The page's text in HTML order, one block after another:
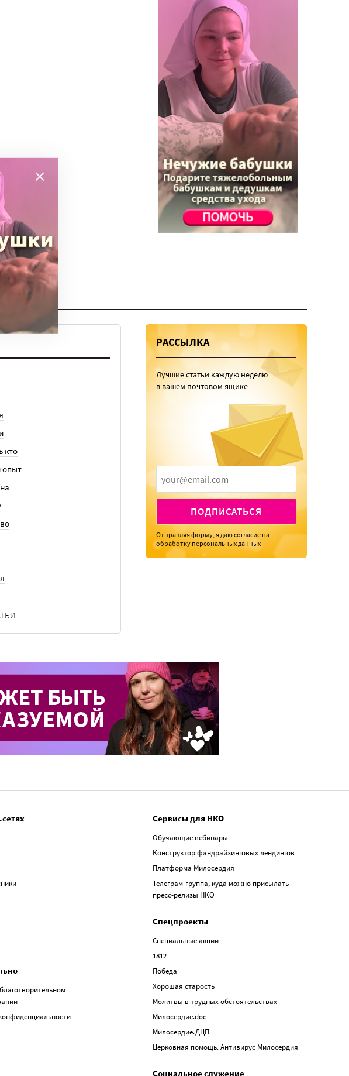
кто
опыт
РАССЫЛКА
Лучшие статьи каждую неделю
в вашем почтовом ящике
ПОДПИСАТЬСЯ
Отправляя форму, я даюсогласие на
обработку персональных данных
Сервисы для НКО
Обучающие вебинары
Конструктор фандрайзинговых лендингов
Платформа Милосердия
Телеграм-группа, куда можно присылать
пресс-релизы НКО
Спецпроекты
Специальные акции
1812
Победа
Хорошая старость
Молитвы в трудных обстоятельствах
Милосердие.doc
Милосердие.ДЦП
Церковная помощь. Антивирус Милосердия
Социальное служение